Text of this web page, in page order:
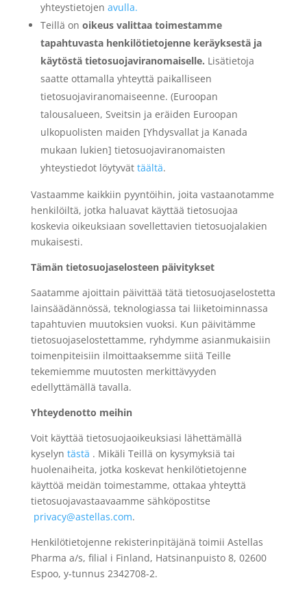
yhteystietojen avulla.
Teillä on oikeus valittaa toimestamme
tapahtuvasta henkilötietojenne keräyksestä ja
käytöstä tietosuojaviranomaiselle. Lisätietoja
saatte ottamalla yhteyttä paikalliseen
tietosuojaviranomaiseenne. (Euroopan
talousalueen, Sveitsin ja eräiden Euroopan
ulkopuolisten maiden [Yhdysvallat ja Kanada
mukaan lukien] tietosuojaviranomaisten
yhteystiedot löytyvät täältä.
Vastaamme kaikkiin pyyntöihin, joita vastaanotamme
henkilöiltä, jotka haluavat käyttää tietosuojaa
koskevia oikeuksiaan sovellettavien tietosuojalakien
mukaisesti.
Tämän tietosuojaselosteen päivitykset
Saatamme ajoittain päivittää tätä tietosuojaselostetta
lainsäädännössä, teknologiassa tai liiketoiminnassa
tapahtuvien muutoksien vuoksi. Kun päivitämme
tietosuojaselostettamme, ryhdymme asianmukaisiin
toimenpiteisiin ilmoittaaksemme siitä Teille
tekemiemme muutosten merkittävyyden
edellyttämällä tavalla.
Yhteydenotto meihin
Voit käyttää tietosuojaoikeuksiasi lähettämällä
kyselyn tästä . Mikäli Teillä on kysymyksiä tai
huolenaiheita, jotka koskevat henkilötietojenne
käyttöä meidän toimestamme, ottakaa yhteyttä
tietosuojavastaavaamme sähköpostitse
privacy@astellas.com.
Henkilötietojenne rekisterinpitäjänä toimii Astellas
Pharma a/s, filial i Finland, Hatsinanpuisto 8, 02600
Espoo, y-tunnus 2342708-2.